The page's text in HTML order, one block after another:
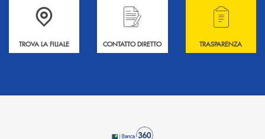
Accedi all' elenco completo delle filiali .
TROVA LA FILIALE
Hai bisogno di informazioni? Contattaci !
CONTATTO DIRETTO
Hai bisogno di
TRASPARENZA